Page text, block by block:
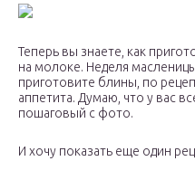
Теперь вы знаете, как
на молоке. Неделя
приготовите блины, по
аппетита. Думаю, что у вас
пошаговый с фото.
И хочу показать еще один